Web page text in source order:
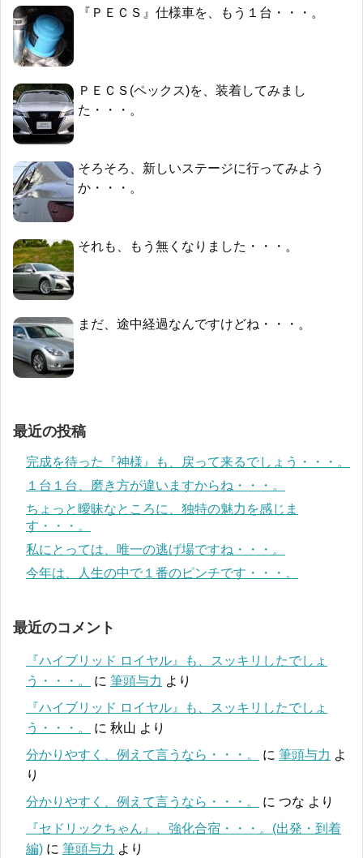
『ＰＥＣＳ』仕様車を、もう１台・・・。
ＰＥＣＳ(ペックス)を、装着してみまし
た・・・。
そろそろ、新しいステージに行ってみよう
か・・・。
それも、もう無くなりました・・・。
まだ、途中経過なんですけどね・・・。
最近の投稿
完成を待った『神様』も、戻って来るでしょう・・・。
１台１台、磨き方が違いますからね・・・。
ちょっと曖昧なところに、独特の魅力を感じま
す・・・。
私にとっては、唯一の逃げ場ですね・・・。
今年は、人生の中で１番のピンチです・・・。
最近のコメント
『ハイブリッド ロイヤル』も、スッキリしたでしょ
う・・・。
に 筆頭与力 より
『ハイブリッド ロイヤル』も、スッキリしたでしょ
う・・・。
に 秋山 より
分かりやすく、例えて言うなら・・・。
に 筆頭与力 よ
り
分かりやすく、例えて言うなら・・・。
に つな より
『セドリックちゃん』、強化合宿・・・。(出発・到着
編) に 筆頭与力 より